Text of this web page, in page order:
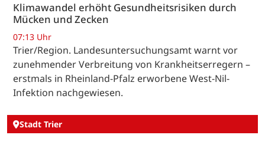
Klimawandel erhöht Gesundheitsrisiken durch
Mücken und Zecken
07:13 Uhr
Trier/Region. Landesuntersuchungsamt warnt vor
zunehmender Verbreitung von Krankheitserregern –
erstmals in Rheinland-Pfalz erworbene West-Nil-
Infektion nachgewiesen.
Stadt Trier